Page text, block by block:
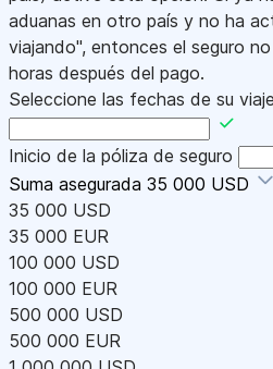
aduanas en otro país y no ha
viajando", entonces el seguro
horas después del pago.
Seleccione las fechas de su viaje
Inicio de la póliza de seguro
Suma asegurada 35 000 USD
35 000 USD
35 000 EUR
100 000 USD
100 000 EUR
500 000 USD
500 000 EUR